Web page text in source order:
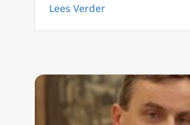
Lees Verderabout 5 mei